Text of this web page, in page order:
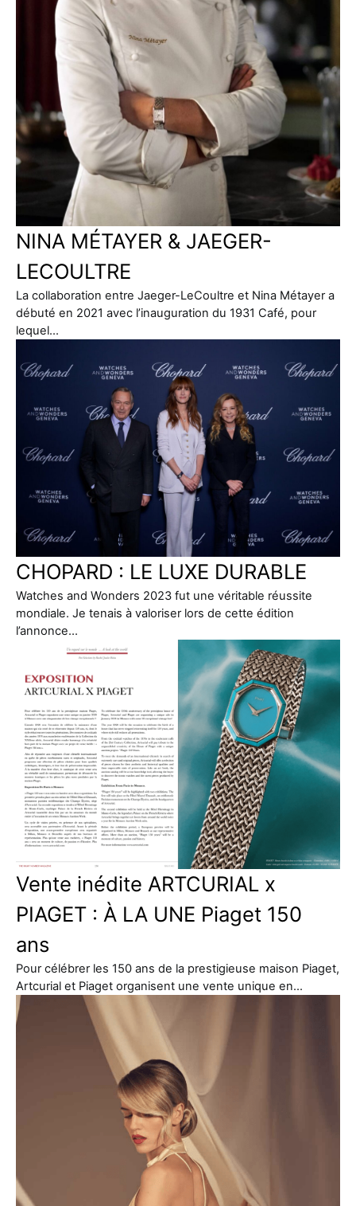
NINA MÉTAYER & JAEGER-
LECOULTRE
La collaboration entre Jaeger-LeCoultre et Nina Métayer a
débuté en 2021 avec l’inauguration du 1931 Café, pour
lequel…
CHOPARD : LE LUXE DURABLE
Watches and Wonders 2023 fut une véritable réussite
mondiale. Je tenais à valoriser lors de cette édition
l’annonce…
Vente inédite ARTCURIAL x
PIAGET : À LA UNE Piaget 150
ans
Pour célébrer les 150 ans de la prestigieuse maison Piaget,
Artcurial et Piaget organisent une vente unique en…